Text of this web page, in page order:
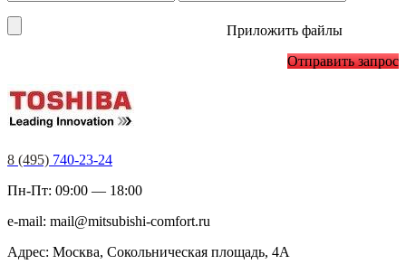
Приложить файлы
Отправить запрос
8 (495) 740-23-24
Пн-Пт: 09:00 — 18:00
e-mail: mail@mitsubishi-comfort.ru
Адрес: Москва, Сокольническая площадь, 4А